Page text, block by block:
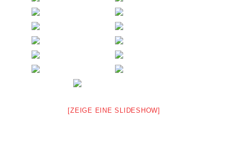
[ZEIGE EINE SLIDESHOW]